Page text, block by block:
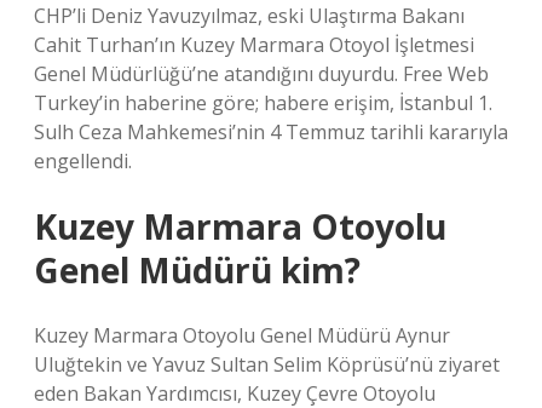
CHP’li Deniz Yavuzyılmaz, eski Ulaştırma Bakanı
Cahit Turhan’ın Kuzey Marmara Otoyol İşletmesi
Genel Müdürlüğü’ne atandığını duyurdu. Free Web
Turkey’in haberine göre; habere erişim, İstanbul 1.
Sulh Ceza Mahkemesi’nin 4 Temmuz tarihli kararıyla
engellendi.
Kuzey Marmara Otoyolu
Genel Müdürü kim?
Kuzey Marmara Otoyolu Genel Müdürü Aynur
Uluğtekin ve Yavuz Sultan Selim Köprüsü’nü ziyaret
eden Bakan Yardımcısı, Kuzey Çevre Otoyolu